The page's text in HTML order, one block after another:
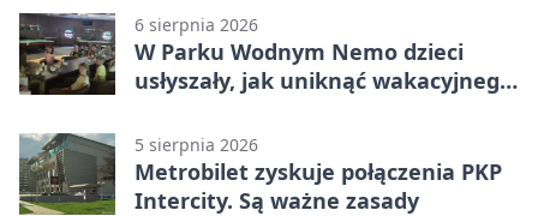
6 sierpnia 2026
W Parku Wodnym Nemo dzieci
usłyszały, jak uniknąć wakacyjnego
5 sierpnia 2026
Metrobilet zyskuje połączenia PKP
Intercity. Są ważne zasady